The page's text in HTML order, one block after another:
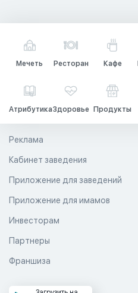
Мечеть Ресторан Кафе
АтрибутикаЗдоровье Продукты
Реклама
Кабинет заведения
Приложение для заведений
Приложение для имамов
Инвесторам
Партнеры
Франшиза